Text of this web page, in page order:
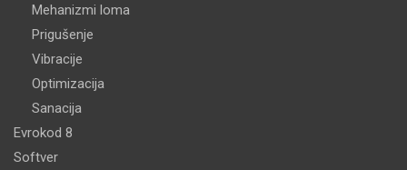
Mehanizmi loma
Prigušenje
Vibracije
Optimizacija
Sanacija
Evrokod 8
Softver